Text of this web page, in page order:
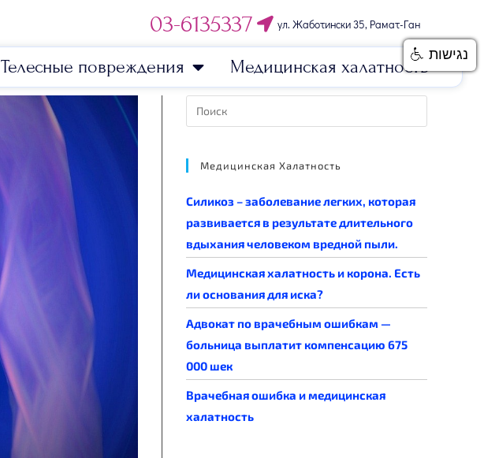
03-6135337 ул. Жаботински 35, Рамат-Ган
Телесные повреждения Медицинская халатность
Медицинская Халатность
Силикоз – заболевание легких, которая
развивается в результате длительного
вдыхания человеком вредной пыли.
Медицинская халатность и корона. Есть
ли основания для иска?
Адвокат по врачебным ошибкам —
больница выплатит компенсацию 675
000 шек
Врачебная ошибка и медицинская
халатность
נגישות